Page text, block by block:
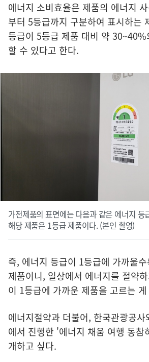
에너지 소비효율은 제품의 에너지
부터 5등급까지 구분하여 표시하는
등급이 5등급 제품 대비 약
할 수 있다고 한다.
가전제품의 표면에는 다음과 같은 에너지 등
해당 제품은 1등급 제품이다. (본인 촬영)
즉, 에너지 등급이 1등급에 가까울
제품이니, 일상에서 에너지를 절약
이 1등급에 가까운 제품을 고르는
에너지절약과 더불어, 한국관광공
에서 진행한 '에너지 채움 여행 동참
개하고 싶다.